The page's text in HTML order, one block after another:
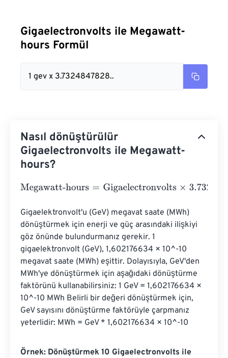
Gigaelectronvolts ile Megawatt-
hours Formül
1 gev x 3.7324847828..
Nasıl dönüştürülür
Gigaelectronvolts ile Megawatt-
hours?
Megawatt-hours=Gigaelectronvolts×
Gigaelektronvolt'u (GeV) megavat saate (MWh)
dönüştürmek için enerji ve güç arasındaki ilişkiyi
göz önünde bulundurmanız gerekir. 1
gigaelektronvolt (GeV), 1,602176634 × 10^-10
megavat saate (MWh) eşittir. Dolayısıyla, GeV'den
MWh'ye dönüştürmek için aşağıdaki dönüştürme
faktörünü kullanabilirsiniz: 1 GeV = 1,602176634 ×
10^-10 MWh Belirli bir değeri dönüştürmek için,
GeV sayısını dönüştürme faktörüyle çarpmanız
yeterlidir: MWh = GeV * 1,602176634 × 10^-10
Örnek: Dönüştürmek 10 Gigaelectronvolts ile